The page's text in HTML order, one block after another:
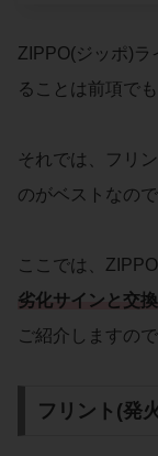
ZIPPO(ジッポ)ラ
ることは前項で
それでは、フリ
のがベストなの
ここでは、
劣化サインと交
ご紹介しますの
フリント(発